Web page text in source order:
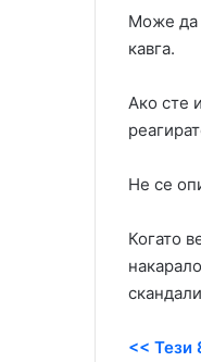
Може да
кавга.
Ако сте
Не се
Когато
<< Тези